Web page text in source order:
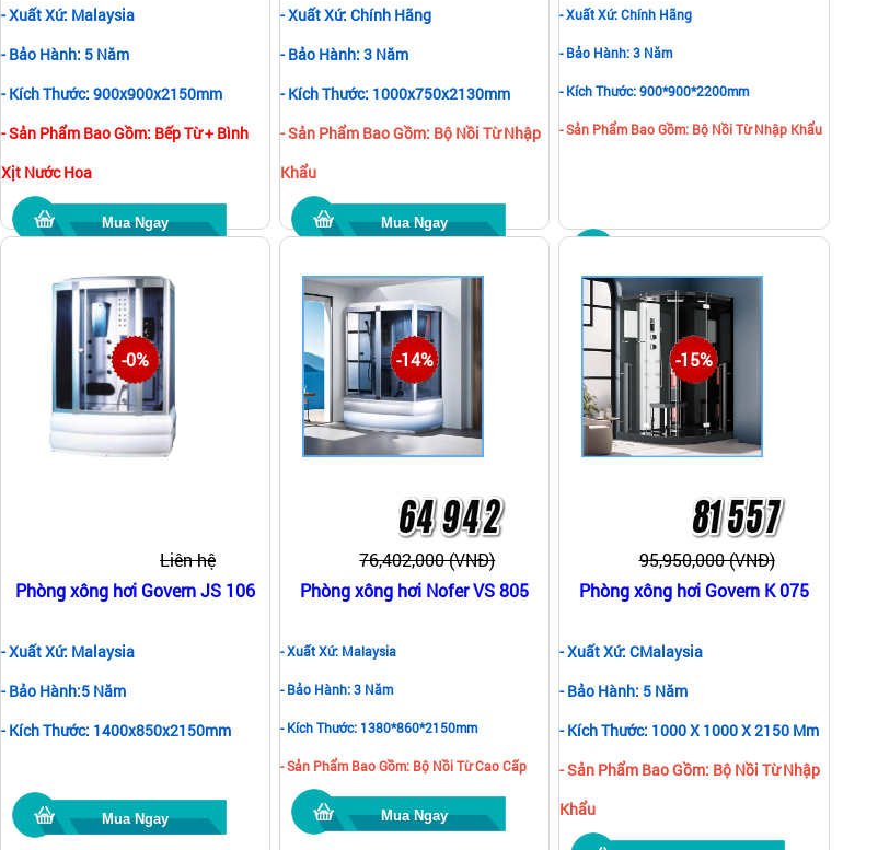
- Xuất Xứ: Malaysia
- Bảo Hành: 5 Năm
- Kích Thước: 900x900x2150mm
- Sản Phẩm Bao Gồm: Bếp Từ + Bình
Xịt Nước Hoa
Mua Ngay
- Xuất Xứ: Chính Hãng
- Bảo Hành: 3 Năm
- Kích Thước: 1000x750x2130mm
- Sản Phẩm Bao Gồm: Bộ Nồi Từ Nhập
Khẩu
Mua Ngay
- Xuất Xứ: Chính Hãng
- Bảo Hành: 3 Năm
- Kích Thước: 900*900*2200mm
- Sản Phẩm Bao Gồm: Bộ Nồi Từ Nhập Khẩu
-0%
Liên hệ
Phòng xông hơi Govern JS 106
- Xuất Xứ: Malaysia
- Bảo Hành:5 Năm
- Kích Thước: 1400x850x2150mm
Mua Ngay
-14%
76,402,000 (VNĐ)
Phòng xông hơi Nofer VS 805
- Xuất Xứ: Malaysia
- Bảo Hành: 3 Năm
- Kích Thước: 1380*860*2150mm
- Sản Phẩm Bao Gồm: Bộ Nồi Từ Cao Cấp
Mua Ngay
-15%
95,950,000 (VNĐ)
Phòng xông hơi Govern K 075
- Xuất Xứ: CMalaysia
- Bảo Hành: 5 Năm
- Kích Thước: 1000 X 1000 X 2150 Mm
- Sản Phẩm Bao Gồm: Bộ Nồi Từ Nhập
Khẩu